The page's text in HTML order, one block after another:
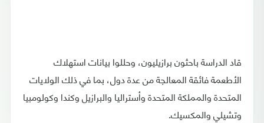
قاد الدراسة باحثون برازيليون، وحللوا بيانات استهلاك
الأطعمة فائقة المعالجة من عدة دول، بما في ذلك الولايات
المتحدة والمملكة المتحدة وأستراليا والبرازيل وكندا وكولومبيا
وتشيلي والمكسيك.